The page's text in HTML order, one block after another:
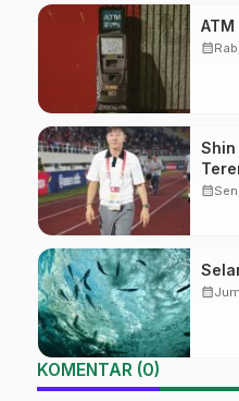
ATM
calendar_month
calendar_month
calendar_month
KOMENTAR (0)